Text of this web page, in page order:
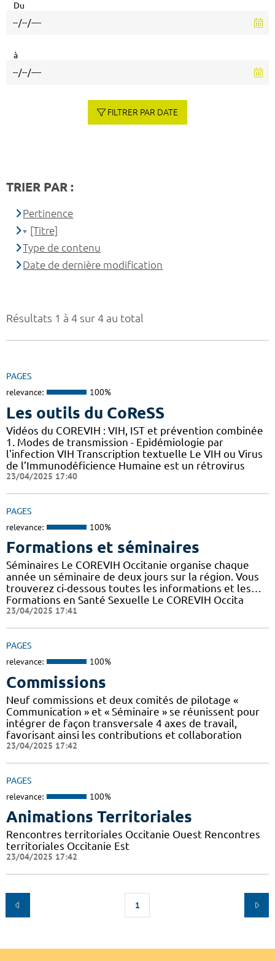
Résultats 1 à 4 sur 4 au total
PAGES
relevance: 100%
Les outils du CoReSS
Vidéos du COREVIH : VIH, IST et prévention combinée
1. Modes de transmission - Epidémiologie par
l'infection VIH Transcription textuelle Le VIH ou Virus
de l’Immunodéficience Humaine est un rétrovirus
23/04/2025 17:40
PAGES
relevance: 100%
Formations et séminaires
Séminaires Le COREVIH Occitanie organise chaque
année un séminaire de deux jours sur la région. Vous
trouverez ci-dessous toutes les informations et les…
Formations en Santé Sexuelle Le COREVIH Occita
23/04/2025 17:41
PAGES
relevance: 100%
Commissions
Neuf commissions et deux comités de pilotage «
Communication » et « Séminaire » se réunissent pour
intégrer de façon transversale 4 axes de travail,
favorisant ainsi les contributions et collaboration
23/04/2025 17:42
PAGES
relevance: 100%
Animations Territoriales
Rencontres territoriales Occitanie Ouest Rencontres
territoriales Occitanie Est
23/04/2025 17:42
1
Du
à
FILTRER PAR DATE
TRIER PAR :
Pertinence
[Titre]
Type de contenu
Date de dernière modification